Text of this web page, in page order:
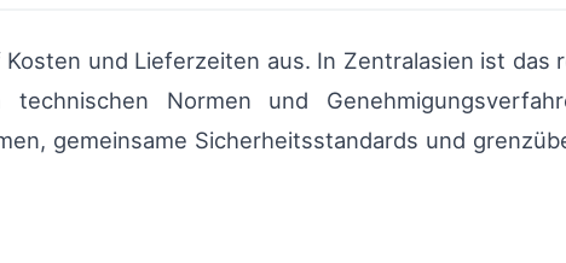
und Lieferzeiten aus. In Zentralasien ist das
Normen und
gemeinsame Sicherheitsstandards und